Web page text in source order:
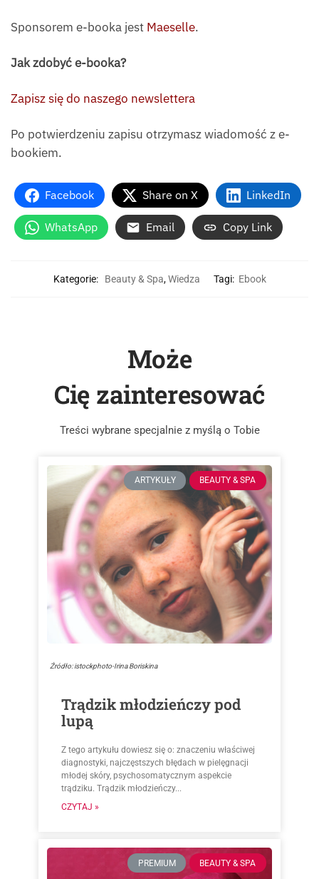
Sponsorem e-booka jest Maeselle.
Jak zdobyć e-booka?
Zapisz się do naszego newslettera
Po potwierdzeniu zapisu otrzymasz wiadomość z e-
bookiem.
Facebook Share on X LinkedIn
WhatsApp Email Copy Link
Kategorie: Beauty & Spa,Wiedza Tagi: Ebook
Może
Cię zainteresować
Treści wybrane specjalnie z myślą o Tobie
ARTYKUŁY BEAUTY & SPA
Źródło: istockphoto-Irina Boriskina
Trądzik młodzieńczy pod
lupą
Z tego artykułu dowiesz się o: znaczeniu właściwej
diagnostyki, najczęstszych błędach w pielęgnacji
młodej skóry, psychosomatycznym aspekcie
trądziku. Trądzik młodzieńczy...
CZYTAJ »
PREMIUM BEAUTY & SPA